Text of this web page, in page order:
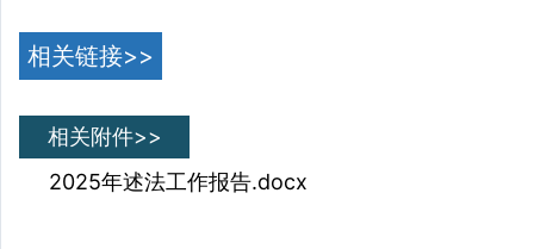
相关链接>>
相关附件>>
2025年述法工作报告.docx